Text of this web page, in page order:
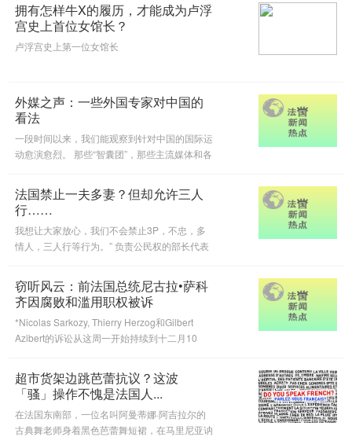
拥有怎样牛X的履历，才能成为卢浮
宫史上首位女馆长？
卢浮宫史上第一位女馆长
外媒之声：一些外国专家对中国的
看法
一段时间以来，我们能观察到针对中国的国际运
动愈演愈烈。 那些“智囊团”，那些主流媒体和各
画，这最终出来的是不真实的，并且极为危险的
一个形象。这传播了一个作
法国禁止一夫多妻？但却允许三人
行……
我想让大家放心，我们不会禁止3P，不忠，多
情人，三人行等行为。” 负责公民权的部长代表
和原则”的法案发表讲话时说道，希望阐明旨在
加强打击一夫多妻制的一些措
窃听风云：前法国总统尼古拉•萨科
齐因腐败和滥用职权被诉
*Nicolas Sarkozy, Thierry Herzog和Gilbert
Azibert的诉讼从这周一开始持续到十二月10
最高10年的监禁，并被处以巨额罚款。 *然而，
由于吉尔伯特·阿齐伯特（Gilber
超市货架边跳芭蕾抗议？这波
「骚」操作不愧是法国人...
在法国东南部，一位名叫阿曼蒂娜·阿吉拉尔的
古典舞老师身着黑色芭蕾舞短裙，在马里尼亚讷